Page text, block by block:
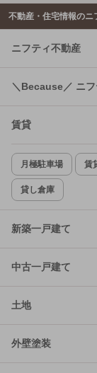
不動産・住宅情報のニ
ニフティ不動産
＼Because／ ニ
賃貸
月極駐車場 賃
貸し倉庫
新築一戸建て
中古一戸建て
土地
外壁塗装